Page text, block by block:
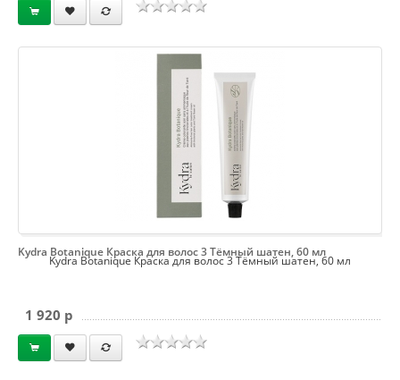
Kydra Botanique Краска для волос 3 Тёмный шатен, 60 мл
Kydra Botanique Краска для волос 3 Тёмный шатен, 60 мл
1 920 p